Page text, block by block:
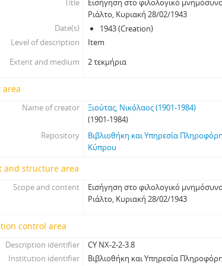
Title
Εισήγηση στο φιλολογικό
Ριάλτο, Κυριακή 28/02/1943
Date(s)
1943 (Creation)
Level of description
Item
Extent and medium
2 τεκμήρια
area
Name of creator
Ξιούτας, Νικόλαος (1901-1984)
(1901-1984)
Repository
Βιβλιοθήκη και Υπηρεσία
Κύπρου
and structure area
Scope and content
Εισήγηση στο φιλολογικό
Ριάλτο, Κυριακή 28/02/1943
control area
Description identifier
CY NX-2-2-3.8
Institution identifier
Βιβλιοθήκη και Υπηρεσία